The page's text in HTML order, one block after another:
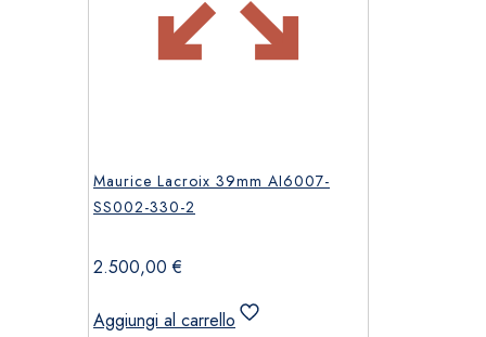
Maurice Lacroix 39mm AI6007-
SS002-330-2
2.500,00€
Aggiungi al carrello